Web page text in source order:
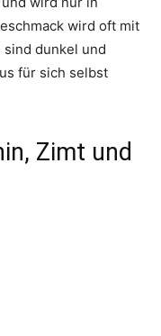
wird oft mit
dunkel und
für sich selbst
Zimt und